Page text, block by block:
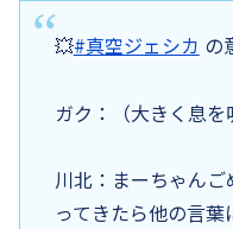
💥#真空ジェシカ の
ガク：（大きく息を
川北：まーちゃん
ってきたら他の言